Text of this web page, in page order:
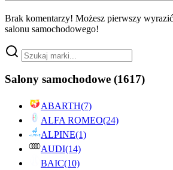
Brak komentarzy! Możesz pierwszy
salonu samochodowego!
Salony samochodowe (1617)
ABARTH(7)
ALFA ROMEO(24)
ALPINE(1)
AUDI(14)
BAIC(10)